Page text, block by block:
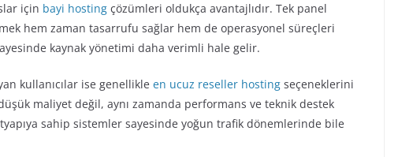
için bayi hosting çözümleri oldukça avantajlıdır. Tek panel
hem zaman tasarrufu sağlar hem de operasyonel süreçleri
kaynak yönetimi daha verimli hale gelir.
kullanıcılar ise genellikle en ucuz reseller hosting seçeneklerini
maliyet değil, aynı zamanda performans ve teknik destek
sahip sistemler sayesinde yoğun trafik dönemlerinde bile